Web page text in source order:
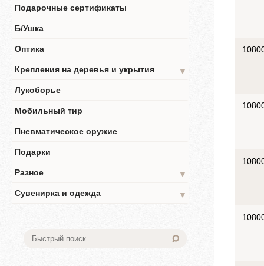
Подарочные сертификаты
Б/Ушка
Оптика
Крепления на деревья и укрытия
▼
Лукоборье
Мобильный тир
Пневматическое оружие
Подарки
Разное
▼
Сувенирка и одежда
▼